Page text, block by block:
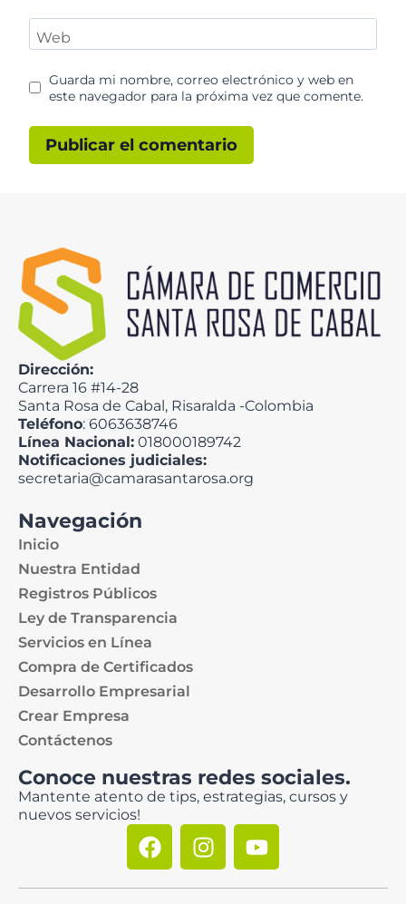
Web
Guarda mi nombre, correo electrónico y web en
este navegador para la próxima vez que comente.
Dirección:
Carrera 16 #14-28
Santa Rosa de Cabal, Risaralda -Colombia
Teléfono: 6063638746
Línea Nacional: 018000189742
Notificaciones judiciales:
secretaria@camarasantarosa.org
Navegación
Inicio
Nuestra Entidad
Registros Públicos
Ley de Transparencia
Servicios en Línea
Compra de Certificados
Desarrollo Empresarial
Crear Empresa
Contáctenos
Conoce nuestras redes sociales.
Mantente atento de tips, estrategias, cursos y
nuevos servicios!